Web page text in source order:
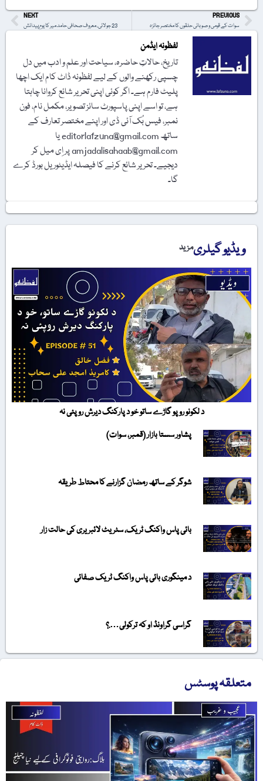
PREVIOUS
سوات کے قومی و صوبائی حلقوں کا مختصر جائزہ
NEXT
23 جولائی، معروف صحافی حامد میر کا یومِ پیدائش
لفظونہ ایڈمن
تاریخ، حالاتِ حاضرہ، سیاحت اور علم و ادب میں دل
چسپی رکھنے والوں کے لیے لفظونہ ڈاٹ کام ایک اچھا
پلیٹ فارم ہے۔ اگر کوئی اپنی تحریر شائع کروانا چاہتا
ہے، تو اسے اپنی پاسپورٹ سائز تصویر، مکمل نام، فون
نمبر، فیس بُک آئی ڈی اور اپنے مختصر تعارف کے
ساتھ editorlafzuna@gmail.com یا
amjadalisahaab@gmail.com پر اِی میل کر
دیجیے۔ تحریر شائع کرنے کا فیصلہ ایڈیٹوریل بورڈ کرے
گا۔
ویڈیو گیلریمزید
د لکونو روپو گاڑے ساتو خو د پارکنگ دیرش روپئی نہ
پشاور سستا بازار (قمبر، سوات)
شوگر کے ساتھ رمضان گزارنے کا محتاط طریقہ
بائی پاس واکنگ ٹریک، سٹریٹ لائبریری کی حالت زار
د مینگوری بائی پاس واکنگ ٹریک صفائی
گراسی گراونڈ او کہ ترکولی….؟
متعلقہ پوسٹس